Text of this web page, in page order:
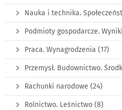
Nauka i technika.
Podmioty gospodarcze.
Praca. Wynagrodzenia (17)
Przemysł. Budownictwo.
Rachunki narodowe (24)
Rolnictwo. Leśnictwo (8)